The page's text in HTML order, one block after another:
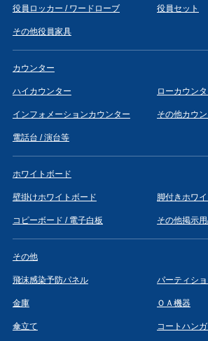
役員ロッカー / ワードローブ 役員セット
その他役員家具
カウンター
ハイカウンター ローカウン
インフォメーションカウンター その他カウ
電話台 / 演台等
ホワイトボード
壁掛けホワイトボード 脚付きホワ
コピーボード / 電子白板 その他掲示
その他
飛沫感染予防パネル パーティシ
金庫 ＯＡ機器
傘立て コートハン